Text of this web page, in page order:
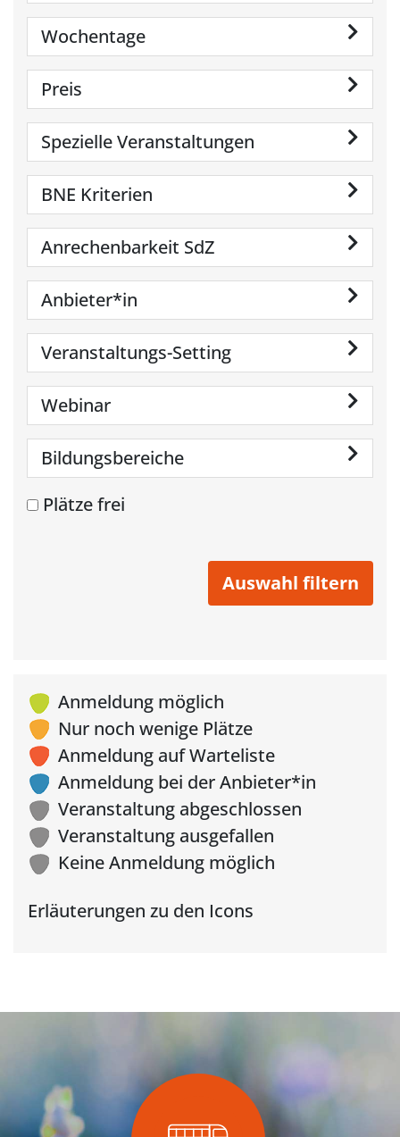
Wochentage
Preis
Spezielle Veranstaltungen
BNE Kriterien
Anrechenbarkeit SdZ
Anbieter*in
Veranstaltungs-Setting
Webinar
Bildungsbereiche
Plätze frei
Anmeldung möglich
Nur noch wenige Plätze
Anmeldung auf Warteliste
Anmeldung bei der Anbieter*in
Veranstaltung abgeschlossen
Veranstaltung ausgefallen
Keine Anmeldung möglich
Erläuterungen zu den Icons